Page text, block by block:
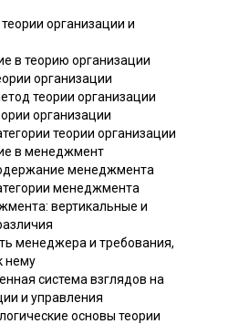
организации и
в теорию организации
организации
теории организации
организации
теории организации
в менеджмент
менеджмента
менеджмента
вертикальные и
менеджера и требования,
нему
система взглядов на
и управления
основы теории